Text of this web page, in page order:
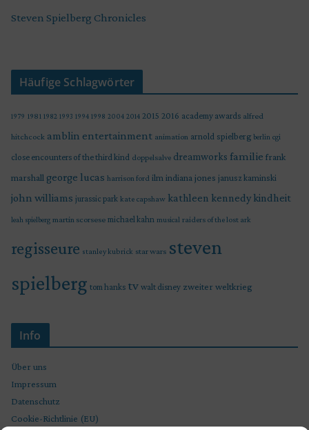
Steven Spielberg Chronicles
Häufige Schlagwörter
1979 1981 1982 1993 1994 1998 2004 2014 2015 2016 academy awards alfred
hitchcock amblin entertainment animation arnold spielberg berlin cgi
close encounters of the third kind doppelsalve dreamworks familie frank
marshall george lucas harrison ford ilm indiana jones janusz kaminski
john williams jurassic park kate capshaw kathleen kennedy kindheit
leah spielberg martin scorsese michael kahn musical raiders of the lost ark
regisseure stanley kubrick star wars steven
spielberg tom hanks tv walt disney zweiter weltkrieg
Info
Über uns
Impressum
Datenschutz
Cookie-Richtlinie (EU)